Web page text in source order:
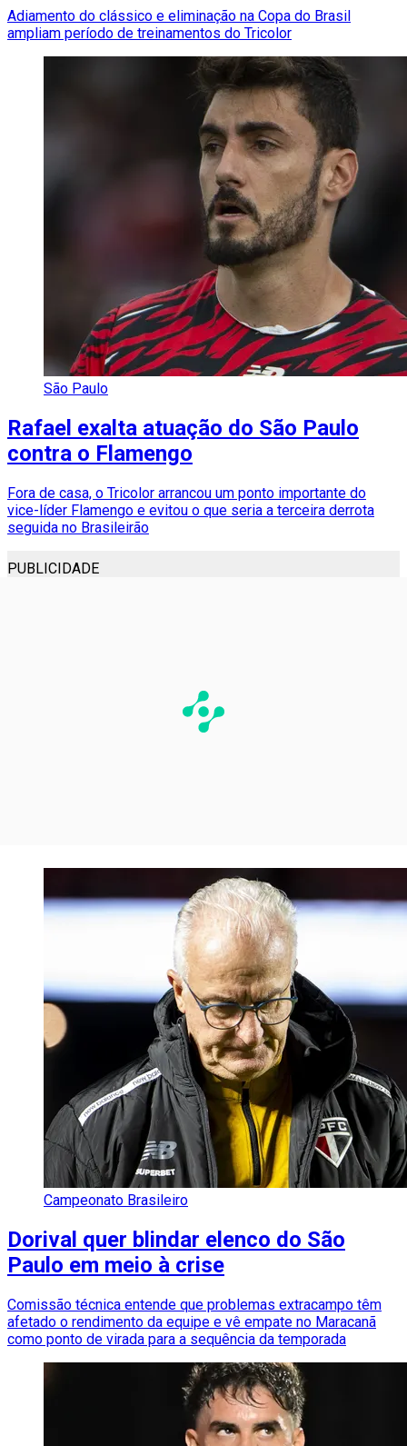
Adiamento do clássico e eliminação na Copa do Brasil
ampliam período de treinamentos do Tricolor
São Paulo
Rafael exalta atuação do São Paulo
contra o Flamengo
Fora de casa, o Tricolor arrancou um ponto importante do
vice-líder Flamengo e evitou o que seria a terceira derrota
seguida no Brasileirão
PUBLICIDADE
Campeonato Brasileiro
Dorival quer blindar elenco do São
Paulo em meio à crise
Comissão técnica entende que problemas extracampo têm
afetado o rendimento da equipe e vê empate no Maracanã
como ponto de virada para a sequência da temporada